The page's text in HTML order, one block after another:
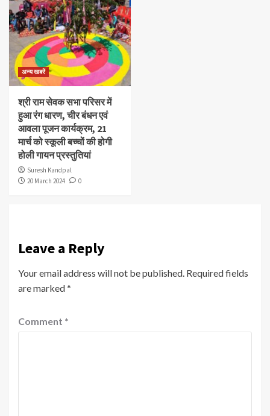
अन्य खबरें
श्री राम सेवक सभा परिसर में
हुआ रंग धारण, चीर बंधन एवं
आवला पूजन कार्यक्रम, 21
मार्च को स्कूली बच्चों की होगी
होली गायन प्रस्तुतियां
Suresh Kandpal
20 March 2024
0
Leave a Reply
Your email address will not be published. Required fields
are marked*
Comment *